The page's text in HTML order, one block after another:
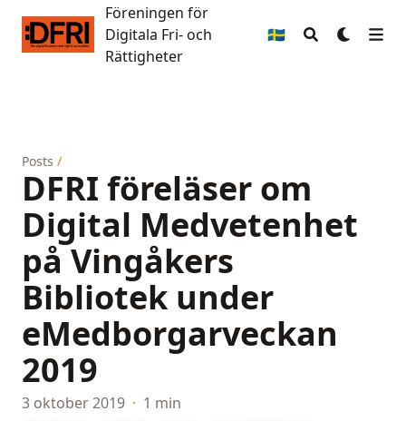
Föreningen för Digitala Fri- och Rättigheter
Föreningen för
Digitala Fri- och
Rättigheter
🇸🇪
Posts /
DFRI föreläser om
Digital Medvetenhet
på Vingåkers
Bibliotek under
eMedborgarveckan
2019
3 oktober 2019 · 1 min